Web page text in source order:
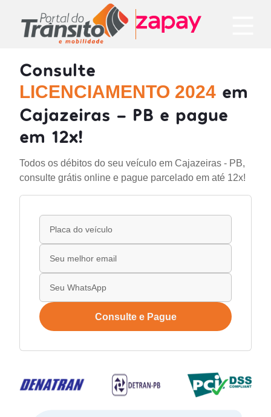
Consulte
LICENCIAMENTO 2024 em
Cajazeiras - PB e pague
em 12x!
Todos os débitos do seu veículo em Cajazeiras - PB,
consulte grátis online e pague parcelado em até 12x!
Consulte e Pague